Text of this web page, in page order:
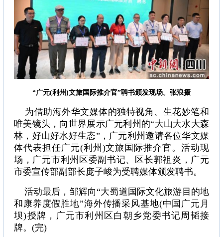
“广元(利州)文旅国际推介官”聘书颁发现场。张浪摄
为借助海外华文媒体的独特视角、生花妙笔和
唯美镜头，向世界展示广元利州的“大山大水大森
林，好山好水好生态”，广元利州邀请各位华文媒
体代表担任广元(利州)文旅国际推介官。活动现
场，广元市利州区委副书记、区长郭祖炎，广元
市委宣传部副部长庞子峻为受聘媒体颁发聘书。
活动最后，邹辉向“大蜀道国际文化旅游目的地
和康养度假胜地”海外传播采风基地(中国广元月
坝)授牌，广元市利州区白朝乡党委书记周韬接
牌。(完)